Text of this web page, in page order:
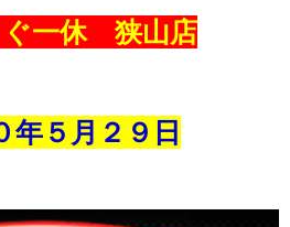
ぐ一休 狭山店
年５ 月２９ 日